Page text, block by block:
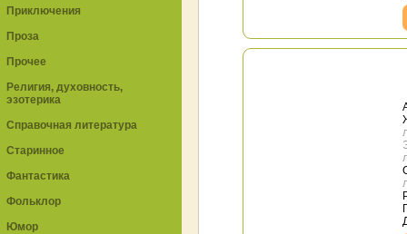
Приключения
Проза
Прочее
Религия, духовность,
эзотерика
Справочная литература
Старинное
Фантастика
Фольклор
Юмор